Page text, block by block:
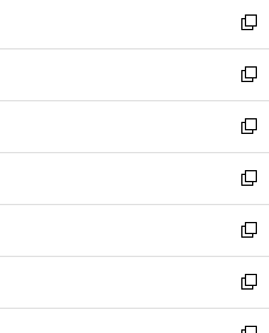
く
ド
ウ
で
開
く
ィ
ン
ド
ウ
で
開
く
い
ウ
ィ
ン
ド
ウ
で
開
く
新
し
い
ウ
ィ
ン
ド
ウ
で
開
く
新
し
い
ウ
ィ
ン
ド
ウ
で
開
新
し
い
ウ
ィ
ン
ド
ウ
新
し
い
ウ
ィ
ン
新
し
い
ウ
新
し